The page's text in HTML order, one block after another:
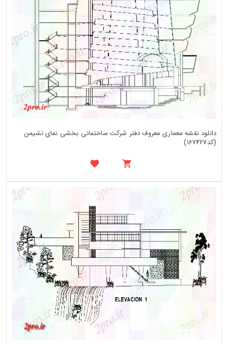
دانلود نقشه معماری معروف دفتر شرکت ساختمانی بخشی نمای نشیمن
(کد167427)